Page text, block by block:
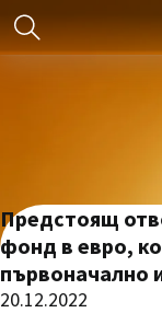
Предстоящ
фонд в евро,
първоначално
20.12.2022